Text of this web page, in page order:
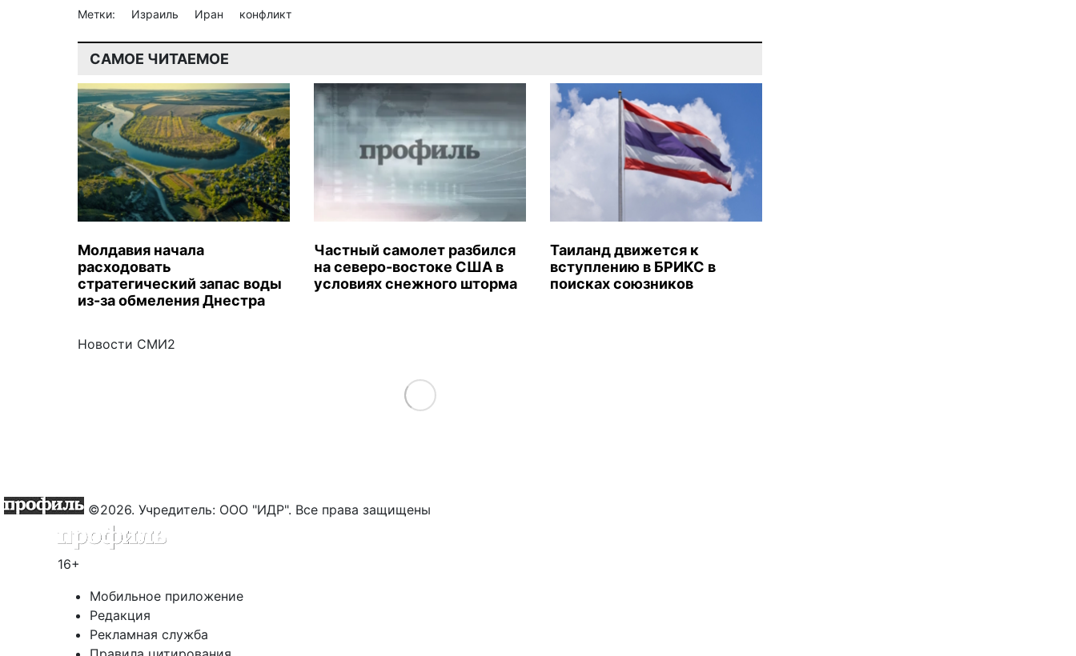
Метки: Израиль Иран конфликт
САМОЕ ЧИТАЕМОЕ
Молдавия начала
расходовать
стратегический запас воды
из-за обмеления Днестра
Частный самолет разбился
на северо-востоке США в
условиях снежного шторма
Таиланд движется к
вступлению в БРИКС в
поисках союзников
Новости СМИ2
Load More
©2026. Учредитель: ООО "ИДР". Все права защищены
16+
Мобильное приложение
Редакция
Рекламная служба